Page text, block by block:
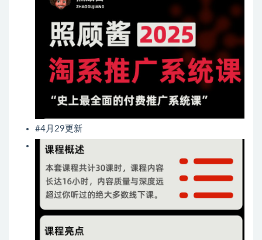
#4月29更新